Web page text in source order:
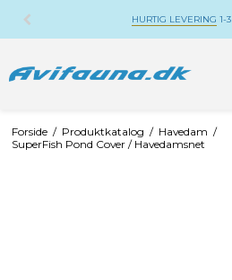
Forside / Produktkatalog / Havedam /
SuperFish Pond Cover / Havedamsnet